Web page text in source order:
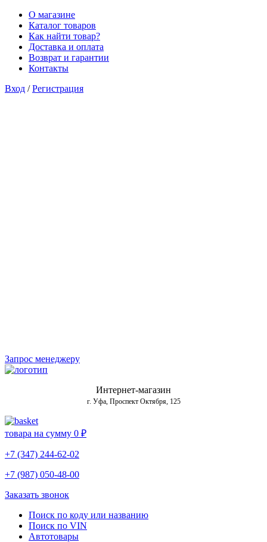
О магазине
Каталог товаров
Как найти товар?
Доставка и оплата
Возврат и гарантии
Контакты
Вход / Регистрация
Запрос менеджеру
Интернет-магазин
г. Уфа, Проспект Октября, 125
товара на сумму 0 ₽
+7 (347) 244-62-02
+7 (987) 050-48-00
Заказать звонок
Поиск по коду или названию
Поиск по VIN
Автотовары